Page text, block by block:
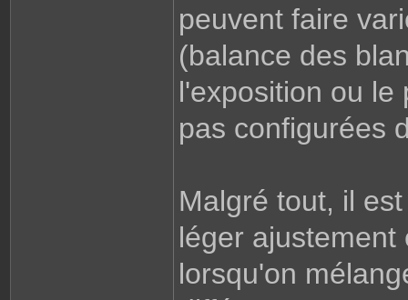
peuvent faire
(balance des
l'exposition ou le
pas configurées
Malgré tout, il
léger
lorsqu'on